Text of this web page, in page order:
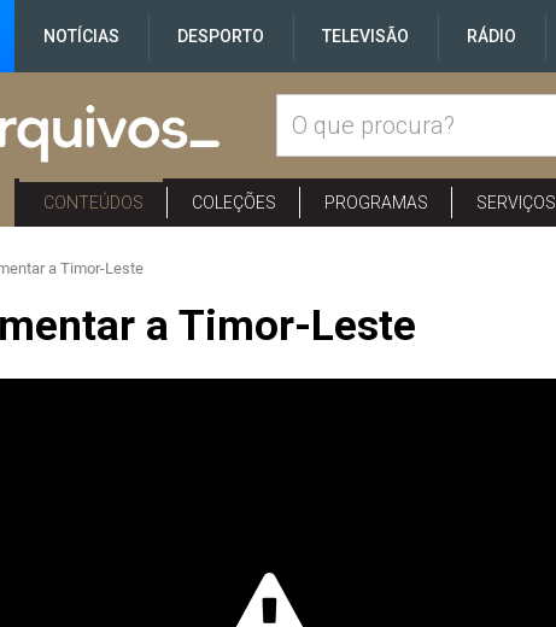
NOTÍCIAS DESPORTO TELEVISÃO RÁDIO
CONTEÚDOS COLEÇÕES PROGRAMAS SERVIÇOS
a Timor-Leste
a Timor-Leste